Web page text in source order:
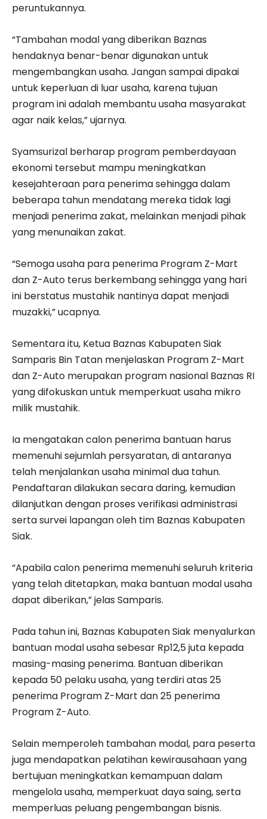
peruntukannya.
“Tambahan modal yang diberikan Baznas
hendaknya benar-benar digunakan untuk
mengembangkan usaha. Jangan sampai dipakai
untuk keperluan di luar usaha, karena tujuan
program ini adalah membantu usaha masyarakat
agar naik kelas,” ujarnya.
Syamsurizal berharap program pemberdayaan
ekonomi tersebut mampu meningkatkan
kesejahteraan para penerima sehingga dalam
beberapa tahun mendatang mereka tidak lagi
menjadi penerima zakat, melainkan menjadi pihak
yang menunaikan zakat.
“Semoga usaha para penerima Program Z-Mart
dan Z-Auto terus berkembang sehingga yang hari
ini berstatus mustahik nantinya dapat menjadi
muzakki,” ucapnya.
Sementara itu, Ketua Baznas Kabupaten Siak
Samparis Bin Tatan menjelaskan Program Z-Mart
dan Z-Auto merupakan program nasional Baznas RI
yang difokuskan untuk memperkuat usaha mikro
milik mustahik.
Ia mengatakan calon penerima bantuan harus
memenuhi sejumlah persyaratan, di antaranya
telah menjalankan usaha minimal dua tahun.
Pendaftaran dilakukan secara daring, kemudian
dilanjutkan dengan proses verifikasi administrasi
serta survei lapangan oleh tim Baznas Kabupaten
Siak.
“Apabila calon penerima memenuhi seluruh kriteria
yang telah ditetapkan, maka bantuan modal usaha
dapat diberikan,” jelas Samparis.
Pada tahun ini, Baznas Kabupaten Siak menyalurkan
bantuan modal usaha sebesar Rp12,5 juta kepada
masing-masing penerima. Bantuan diberikan
kepada 50 pelaku usaha, yang terdiri atas 25
penerima Program Z-Mart dan 25 penerima
Program Z-Auto.
Selain memperoleh tambahan modal, para peserta
juga mendapatkan pelatihan kewirausahaan yang
bertujuan meningkatkan kemampuan dalam
mengelola usaha, memperkuat daya saing, serta
memperluas peluang pengembangan bisnis.